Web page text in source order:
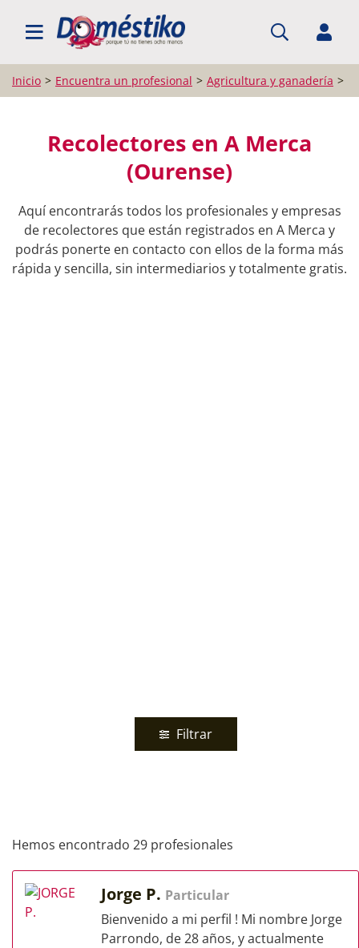
BUSCAR PROFESIONALES
Inicio Encuentra un profesional Agricultura y ganadería
Recolectores en A Merca
(Ourense)
Aquí encontrarás todos los profesionales y empresas
de recolectores que están registrados en A Merca y
podrás ponerte en contacto con ellos de la forma más
rápida y sencilla, sin intermediarios y totalmente gratis.
Filtrar
Hemos encontrado 29 profesionales
Jorge P. Particular
Bienvenido a mi perfil ! Mi nombre Jorge
Parrondo, de 28 años, y actualmente